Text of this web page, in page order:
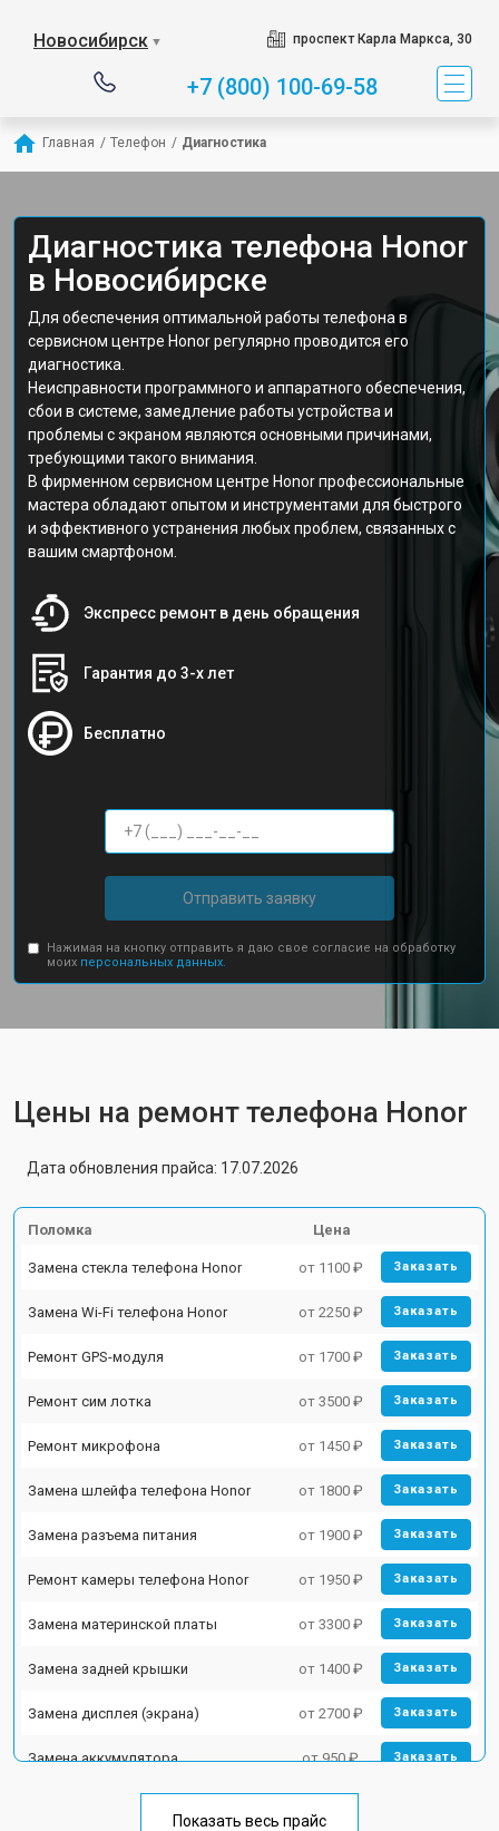
Новосибирск ▼ проспект Карла Маркса, 30
+7 (800) 100-69-58
Главная / Телефон / Диагностика
Диагностика телефона Honor
в Новосибирске
Для обеспечения оптимальной работы телефона в
сервисном центре Honor регулярно проводится его
диагностика.
Неисправности программного и аппаратного обеспечения,
сбои в системе, замедление работы устройства и
проблемы с экраном являются основными причинами,
требующими такого внимания.
В фирменном сервисном центре Honor профессиональные
мастера обладают опытом и инструментами для быстрого
и эффективного устранения любых проблем, связанных с
вашим смартфоном.
Экспресс ремонт в день обращения
Гарантия до 3-х лет
Бесплатно
Отправить заявку
Нажимая на кнопку отправить я даю свое согласие на обработку
моих персональных данных.
Цены на ремонт телефона Honor
Дата обновления прайса: 17.07.2026
Поломка Цена
Замена стекла телефона Honor от 1100 ₽ Заказать
Замена Wi-Fi телефона Honor от 2250 ₽ Заказать
Ремонт GPS-модуля от 1700 ₽ Заказать
Ремонт сим лотка от 3500 ₽ Заказать
Ремонт микрофона от 1450 ₽ Заказать
Замена шлейфа телефона Honor от 1800 ₽ Заказать
Замена разъема питания от 1900 ₽ Заказать
Ремонт камеры телефона Honor от 1950 ₽ Заказать
Замена материнской платы от 3300 ₽ Заказать
Замена задней крышки от 1400 ₽ Заказать
Замена дисплея (экрана) от 2700 ₽ Заказать
Замена аккумулятора от 950 ₽ Заказать
Показать весь прайс